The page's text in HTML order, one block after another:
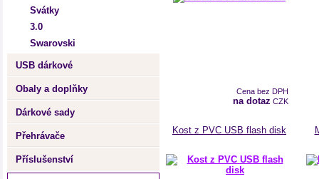
Cena bez DPH
na dotaz CZK
Kost z PVC USB flash disk
Svátky
3.0
Swarovski
USB dárkové
Obaly a doplňky
Dárkové sady
Přehrávače
Příslušenství